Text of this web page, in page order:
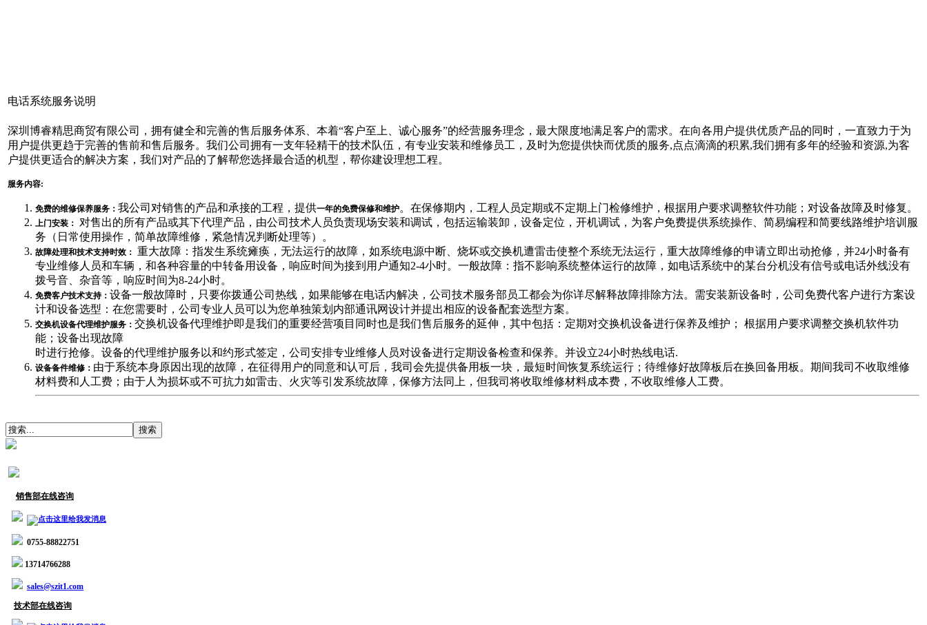
电话系统服务说明
深圳博睿精思商贸有限公司，拥有健全和完善的售后服务体系、本着“客户至上、诚心服务”的经营服务理念，最大限度地满足客户的需求。在向各用户提供优质产品的同时，一直致力于为
用户提供更趋于完善的售前和售后服务。我们公司拥有一支年轻精干的技术队伍，有专业安装和维修员工，及时为您提供快而优质的服务,点点滴滴的积累,我们拥有多年的经验和资源,为客
户提供更适合的解决方案，我们对产品的了解帮您选择最合适的机型，帮你建设理想工程。
服务内容:
免费的维修保养服务： 我公司对销售的产品和承接的工程，提供一年的免费保修和维护。在保修期内，工程人员定期或不定期上门检修维护，根据用户要求调整软件功能；对设备故障及时修复。
上门安装：
对售出的所有产品或其下代理产品，由公司技术人员负责现场安装和调试，包括运输装卸，设备定位，开机调试，为客户免费提供系统操作、简易编程和简要线路维护培训服
务（日常使用操作，简单故障维修，紧急情况判断处理等）。
故障处理和技术支持时效： 重大故障：指发生系统瘫痪，无法运行的故障，如系统电源中断、烧坏或交换机遭雷击使整个系统无法运行，重大故障维修的申请立即出动抢修，并24小时备有
专业维修人员和车辆，和各种容量的中转备用设备，响应时间为接到用户通知2-4小时。一般故障：指不影响系统整体运行的故障，如电话系统中的某台分机没有信号或电话外线没有
拨号音、杂音等，响应时间为8-24小时。
免费客户技术支持： 设备一般故障时，只要你拨通公司热线，如果能够在电话内解决，公司技术服务部员工都会为你详尽解释故障排除方法。需安装新设备时，公司免费代客户进行方案设
计和设备选型：在您需要时，公司专业人员可以为您单独策划内部通讯网设计并提出相应的设备配套选型方案。
交换机设备代理维护服务： 交换机设备代理维护即是我们的重要经营项目同时也是我们售后服务的延伸，其中包括：定期对交换机设备进行保养及维护； 根据用户要求调整交换机软件功
能；设备出现故障
时进行抢修。设备的代理维护服务以和约形式签定，公司安排专业维修人员对设备进行定期设备检查和保养。并设立24小时热线电话.
设备备件维修： 由于系统本身原因出现的故障，在征得用户的同意和认可后，我司会先提供备用板一块，最短时间恢复系统运行；待维修好故障板后在换回备用板。期间我司不收取维修
材料费和人工费；由于人为损坏或不可抗力如雷击、火灾等引发系统故障，保修方法同上，但我司将收取维修材料成本费，不收取维修人工费。
销售部在线咨询
0755-88822751
13714766288
sales@szit1.com
技术部在线咨询